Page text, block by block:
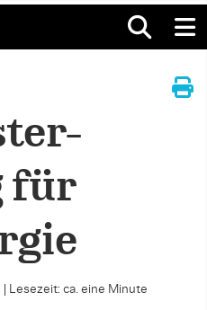
für
Lesezeit: ca. eine Minute